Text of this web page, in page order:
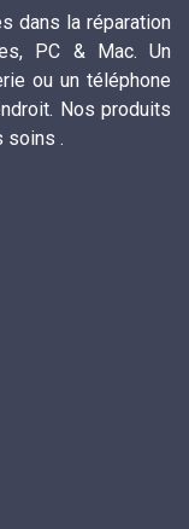
dans la réparation
PC & Mac. Un
ou un téléphone
Nos produits
soins .